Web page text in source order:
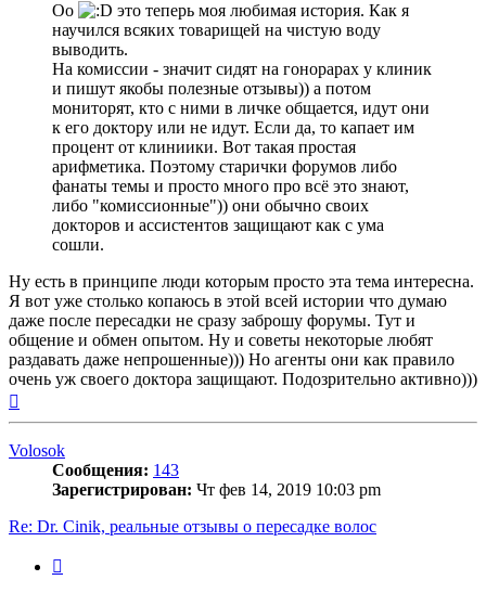
Оо
это теперь моя любимая история. Как я
научился всяких товарищей на чистую воду
выводить.
На комиссии - значит сидят на гонорарах у клиник
и пишут якобы полезные отзывы)) а потом
мониторят, кто с ними в личке общается, идут они
к его доктору или не идут. Если да, то капает им
процент от клиниики. Вот такая простая
арифметика. Поэтому старички форумов либо
фанаты темы и просто много про всё это знают,
либо "комиссионные")) они обычно своих
докторов и ассистентов защищают как с ума
сошли.
Ну есть в принципе люди которым просто эта тема интересна.
Я вот уже столько копаюсь в этой всей истории что думаю
даже после пересадки не сразу заброшу форумы. Тут и
общение и обмен опытом. Ну и советы некоторые любят
раздавать даже непрошенные))) Но агенты они как правило
очень уж своего доктора защищают. Подозрительно активно)))
Volosok
Сообщения: 143
Зарегистрирован: Чт фев 14, 2019 10:03 pm
Re: Dr. Cinik, реальные отзывы о пересадке волос